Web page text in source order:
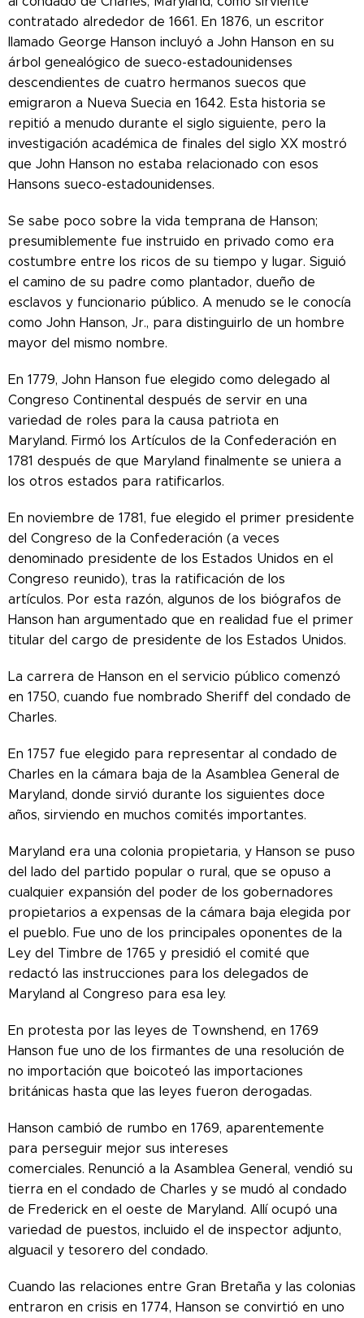
contratado alrededor de 1661. En 1876, un escritor
llamado George Hanson incluyó a John Hanson en su
árbol genealógico de sueco-estadounidenses
descendientes de cuatro hermanos suecos que
emigraron a Nueva Suecia en 1642. Esta historia se
repitió a menudo durante el siglo siguiente, pero la
investigación académica de finales del siglo XX mostró
que John Hanson no estaba relacionado con esos
Hansons sueco-estadounidenses.
Se sabe poco sobre la vida temprana de Hanson;
presumiblemente fue instruido en privado como era
costumbre entre los ricos de su tiempo y lugar. Siguió
el camino de su padre como plantador, dueño de
esclavos y funcionario público. A menudo se le conocía
como John Hanson, Jr., para distinguirlo de un hombre
mayor del mismo nombre.
En 1779, John Hanson fue elegido como delegado al
Congreso Continental después de servir en una
variedad de roles para la causa patriota en
Maryland. Firmó los Artículos de la Confederación en
1781 después de que Maryland finalmente se uniera a
los otros estados para ratificarlos.
En noviembre de 1781, fue elegido el primer presidente
del Congreso de la Confederación (a veces
denominado presidente de los Estados Unidos en el
Congreso reunido), tras la ratificación de los
artículos. Por esta razón, algunos de los biógrafos de
Hanson han argumentado que en realidad fue el primer
titular del cargo de presidente de los Estados Unidos.
La carrera de Hanson en el servicio público comenzó
en 1750, cuando fue nombrado Sheriff del condado de
Charles.
En 1757 fue elegido para representar al condado de
Charles en la cámara baja de la Asamblea General de
Maryland, donde sirvió durante los siguientes doce
años, sirviendo en muchos comités importantes.
Maryland era una colonia propietaria, y Hanson se puso
del lado del partido popular o rural, que se opuso a
cualquier expansión del poder de los gobernadores
propietarios a expensas de la cámara baja elegida por
el pueblo. Fue uno de los principales oponentes de la
Ley del Timbre de 1765 y presidió el comité que
redactó las instrucciones para los delegados de
Maryland al Congreso para esa ley.
En protesta por las leyes de Townshend, en 1769
Hanson fue uno de los firmantes de una resolución de
no importación que boicoteó las importaciones
británicas hasta que las leyes fueron derogadas.
Hanson cambió de rumbo en 1769, aparentemente
para perseguir mejor sus intereses
comerciales. Renunció a la Asamblea General, vendió su
tierra en el condado de Charles y se mudó al condado
de Frederick en el oeste de Maryland. Allí ocupó una
variedad de puestos, incluido el de inspector adjunto,
alguacil y tesorero del condado.
Cuando las relaciones entre Gran Bretaña y las colonias
entraron en crisis en 1774, Hanson se convirtió en uno